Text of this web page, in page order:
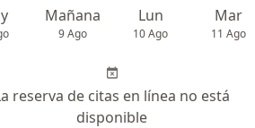
Mañana
9 Ago
Lun
10 Ago
Mar
11 Ago
reserva de citas en línea no está
disponible